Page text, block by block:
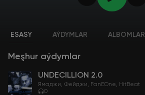
ESASY AÝDYMLAR ALBOMLAR
Meşhur aýdymlar
UNDECILLION 2.0
Ямаджи Фейджи FanEOne
HitBeat
0